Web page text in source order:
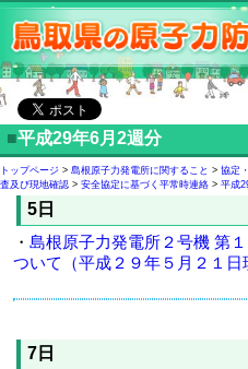
■平成29年6月2週分
トップページ > 島根原子力発電所に関すること > 協定
査及び現地確認 > 安全協定に基づく平常時連絡 > 平成
5日
・ 島根原子力発電所２号機 第
ついて（平成２９年５月２１日
7日